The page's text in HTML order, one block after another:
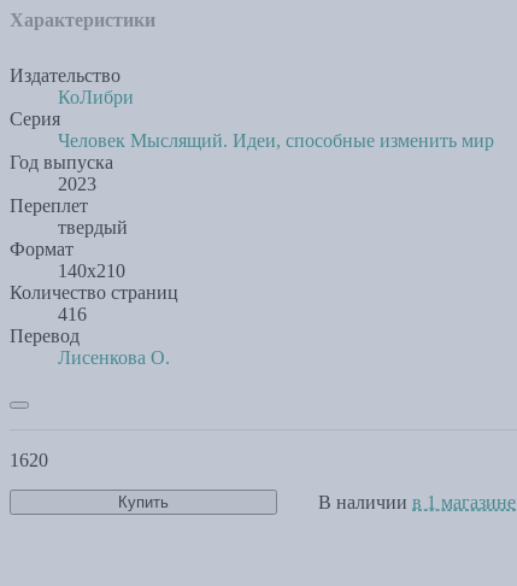
Характеристики
Издательство
КоЛибри
Серия
Человек Мыслящий. Идеи, способные изменить мир
Год выпуска
2023
Переплет
твердый
Формат
140х210
Количество страниц
416
Перевод
Лисенкова О.
1620
Купить В наличии в 1 магазине